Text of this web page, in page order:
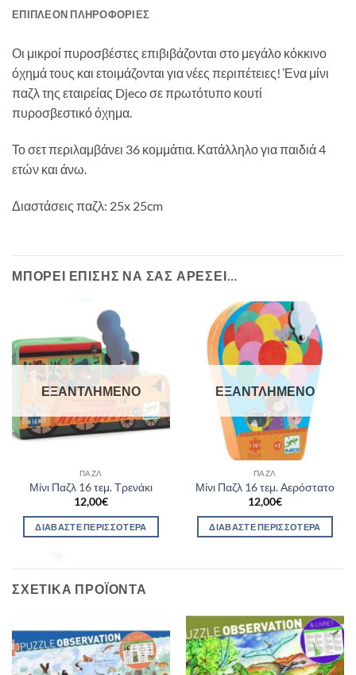
ΕΠΙΠΛΈΟΝ ΠΛΗΡΟΦΟΡΊΕΣ
Οι μικροί πυροσβέστες επιβιβάζονται στο μεγάλο κόκκινο
όχημά τους και ετοιμάζονται για νέες περιπέτειες! Ένα μίνι
παζλ της εταιρείας Djeco σε πρωτότυπο κουτί
πυροσβεστικό όχημα.
Το σετ περιλαμβάνει 36 κομμάτια. Κατάλληλο για παιδιά 4
ετών και άνω.
Διαστάσεις παζλ: 25x 25cm
ΜΠΟΡΕΊ ΕΠΊΣΗΣ ΝΑ ΣΑΣ ΑΡΈΣΕΙ…
ΕΞΑΝΤΛΗΜΈΝΟ
ΠΑΖΛ
Μίνι Παζλ 16 τεμ. Τρενάκι
12,00€
ΔΙΑΒΆΣΤΕ ΠΕΡΙΣΣΌΤΕΡΑ
ΕΞΑΝΤΛΗΜΈΝΟ
ΠΑΖΛ
Μίνι Παζλ 16 τεμ. Αερόστατο
12,00€
ΔΙΑΒΆΣΤΕ ΠΕΡΙΣΣΌΤΕΡΑ
ΣΧΕΤΙΚΆ ΠΡΟΪΌΝΤΑ